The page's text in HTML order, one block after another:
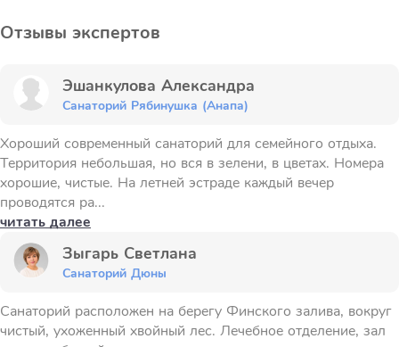
Отзывы экспертов
Эшанкулова Александра
Санаторий Рябинушка (Анапа)
Хороший современный санаторий для семейного отдыха.
Территория небольшая, но вся в зелени, в цветах. Номера
хорошие, чистые. На летней эстраде каждый вечер
проводятся ра...
читать далее
Зыгарь Светлана
Санаторий Дюны
Санаторий расположен на берегу Финского залива, вокруг
чистый, ухоженный хвойный лес. Лечебное отделение, зал